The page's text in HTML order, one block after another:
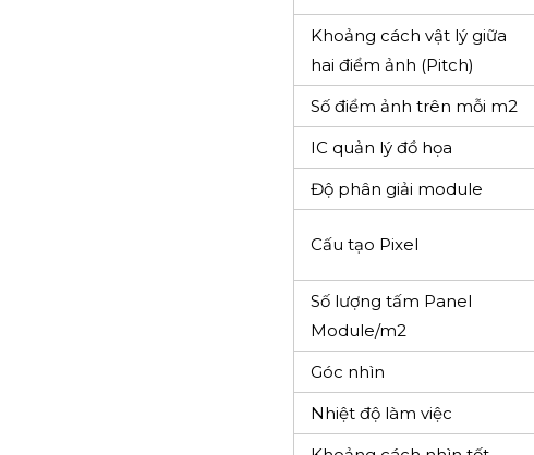
Thương hiệu
Kích thước module
Kích thước cabinet
Chất liệu Cabinet
hai điểm ảnh (Pitch)
Số điểm ảnh trên mỗi m2
IC quản lý đồ họa
Độ phân giải module